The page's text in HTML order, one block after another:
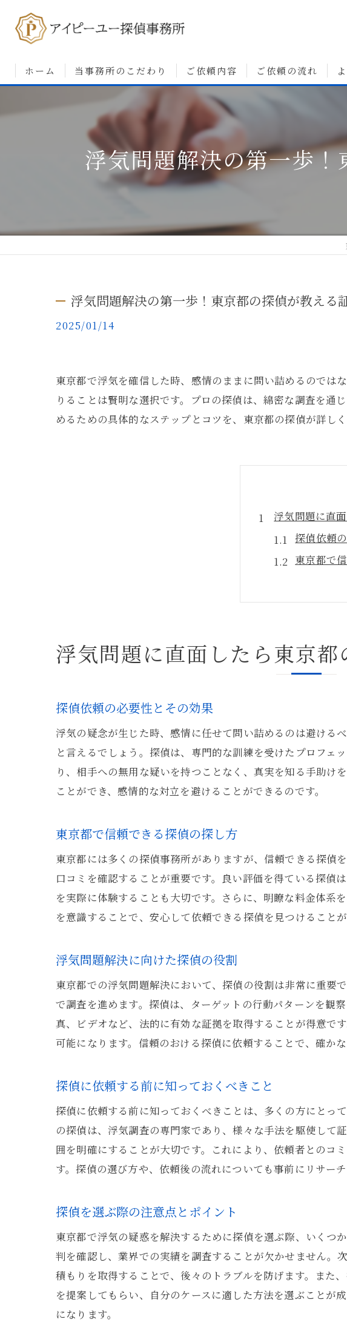
ホーム 当事務所のこだわり ご依頼内容
浮気調査について
婚前調査について
素行・行動調査について
ご依頼の流れ
浮気問題解決の第一歩
浮気問題解決の第一歩！東京都の探偵が教える
2025/01/14
東京都で浮気を確信した時、感情のままに問い詰めるのでは
りることは賢明な選択です。プロの探偵は、綿密な調査を通
めるための具体的なステップとコツを、東京都の探偵が詳し
浮気問題に直
探偵依頼
東京都で
浮気問題
探偵に依
探偵依頼
東京都探偵が
写真やビ
浮気を疑
探偵によ
法的に正
テクノロ
探偵のネ
探偵との
感情を整
証拠集め
東京都の探偵
浮気疑惑
冷静さを
家族や友
対面での
東京都で探偵
成功事例
浮気問題に直面したら東京
探偵依頼の必要性とその効果
浮気の疑念が生じた時、感情に任せて問い詰めるのは避ける
と言えるでしょう。探偵は、専門的な訓練を受けたプロフェ
り、相手への無用な疑いを持つことなく、真実を知る手助け
ことができ、感情的な対立を避けることができるのです。
東京都で信頼できる探偵の探し方
東京都には多くの探偵事務所がありますが、信頼できる探偵
口コミを確認することが重要です。良い評価を得ている探偵
を実際に体験することも大切です。さらに、明瞭な料金体系
を意識することで、安心して依頼できる探偵を見つけることが
浮気問題解決に向けた探偵の役割
東京都での浮気問題解決において、探偵の役割は非常に重要
で調査を進めます。探偵は、ターゲットの行動パターンを観
真、ビデオなど、法的に有効な証拠を取得することが得意で
可能になります。信頼のおける探偵に依頼することで、確か
探偵に依頼する前に知っておくべきこと
探偵に依頼する前に知っておくべきことは、多くの方にとっ
の探偵は、浮気調査の専門家であり、様々な手法を駆使して
囲を明確にすることが大切です。これにより、依頼者とのコ
す。探偵の選び方や、依頼後の流れについても事前にリサー
探偵を選ぶ際の注意点とポイント
東京都で浮気の疑惑を解決するために探偵を選ぶ際、いくつ
判を確認し、業界での実績を調査することが欠かせません。
積もりを取得することで、後々のトラブルを防げます。また
を提案してもらい、自分のケースに適した方法を選ぶことが
になります。